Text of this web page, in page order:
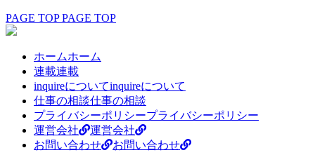
PAGE TOP PAGE TOP
ホームホーム
連載連載
inquireについてinquireについて
仕事の相談仕事の相談
プライバシーポリシープライバシーポリシー
運営会社
運営会社
お問い合わせ
お問い合わせ